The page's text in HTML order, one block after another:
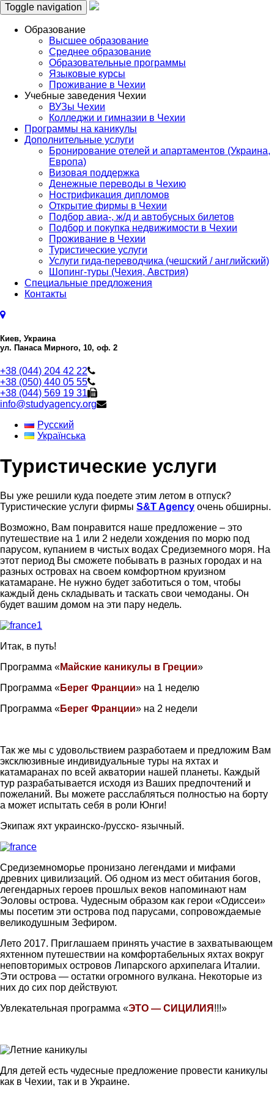
Toggle navigation
Образование
Высшее образование
Среднее образование
Образовательные программы
Языковые курсы
Проживание в Чехии
Учебные заведения Чехии
ВУЗы Чехии
Колледжи и гимназии в Чехии
Программы на каникулы
Дополнительные услуги
Бронирование отелей и апартаментов (Украина,
Европа)
Визовая поддержка
Денежные переводы в Чехию
Нострификация дипломов
Открытие фирмы в Чехии
Подбор авиа-, ж/д и автобусных билетов
Подбор и покупка недвижимости в Чехии
Проживание в Чехии
Туристические услуги
Услуги гида-переводчика (чешский / английский)
Шопинг-туры (Чехия, Австрия)
Специальные предложения
Контакты
Киев, Украина
ул. Панаса Мирного, 10, оф. 2
+38 (044) 204 42 22
+38 (050) 440 05 55
+38 (044) 569 19 31
info@studyagency.org
Русский
Українська
Туристические услуги
Вы уже решили куда поедете этим летом в отпуск?
Туристические услуги фирмы S&T Agency очень обширны.
Возможно, Вам понравится наше предложение – это
путешествие на 1 или 2 недели хождения по морю под
парусом, купанием в чистых водах Средиземного моря. На
этот период Вы сможете побывать в разных городах и на
разных островах на своем комфортном круизном
катамаране. Не нужно будет заботиться о том, чтобы
каждый день складывать и таскать свои чемоданы. Он
будет вашим домом на эти пару недель.
Итак, в путь!
Программа «Майские каникулы в Греции»
Программа «Берег Франции» на 1 неделю
Программа «Берег Франции» на 2 недели
Так же мы с удовольствием разработаем и предложим Вам
эксклюзивные индивидуальные туры на яхтах и
катамаранах по всей акватории нашей планеты. Каждый
тур разрабатывается исходя из Ваших предпочтений и
пожеланий. Вы можете расслабляться полностью на борту
а может испытать себя в роли Юнги!
Экипаж яхт украинско-/русско- язычный.
Средиземноморье пронизано легендами и мифами
древних цивилизаций. Об одном из мест обитания богов,
легендарных героев прошлых веков напоминают нам
Эоловы острова. Чудесным образом как герои «Одиссеи»
мы посетим эти острова под парусами, сопровождаемые
великодушным Зефиром.
Лето 2017. Приглашаем принять участие в захватывающем
яхтенном путешествии на комфортабельных яхтах вокруг
неповторимых островов Липарского архипелага Италии.
Эти острова — остатки огромного вулкана. Некоторые из
них до сих пор действуют.
Увлекательная программа «ЭТО — СИЦИЛИЯ !!!»
Для детей есть чудесные предложение провести каникулы
как в Чехии, так и в Украине.